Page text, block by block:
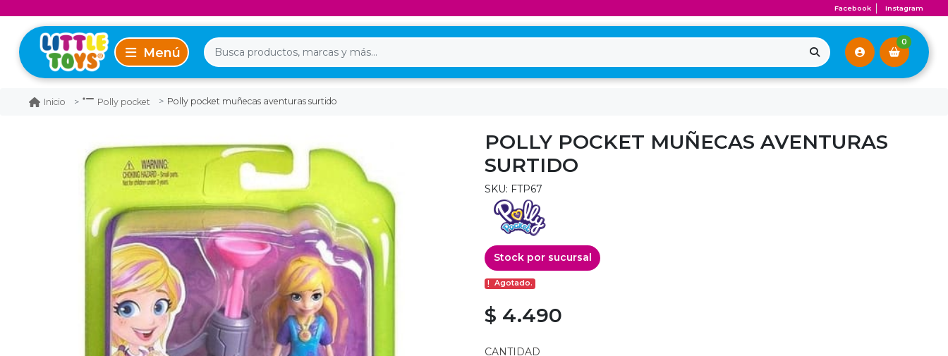
Facebook Instagram
0
Inicio Polly pocket Polly pocket muñecas aventuras surtido
POLLY POCKET MUÑECAS AVENTURAS
SURTIDO
SKU: FTP67
Stock por sucursal
Agotado.
$ 4.490
CANTIDAD